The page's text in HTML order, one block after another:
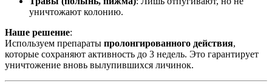
уничтожают колонию.
Наше решение:
Используем препараты пролонгированного действия,
которые сохраняют активность до 3 недель. Это гарантирует
уничтожение вновь вылупившихся личинок.